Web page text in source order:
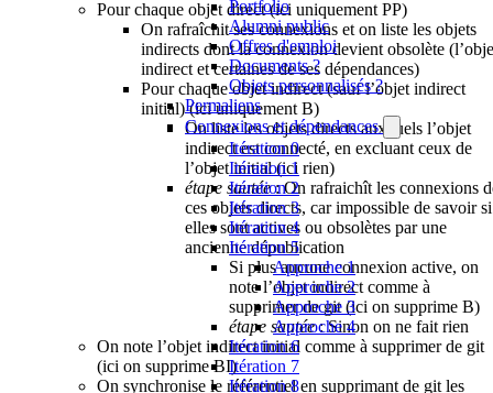
Portfolio
Alumni public
Offres d'emploi
Documents ?
Objets personnalisés ?
Permaliens
Connexions et dépendances
Itération 0
Itération 1
Itération 2
Itération 3
Itération 4
Itération 5
Approche 1
Approche 2
Approche 3
Approche 4
Itération 6
Itération 7
Itération 8
Pour chaque objet direct (ici uniquement PP)
On rafraîchit ses connexions et on liste les objets
indirects dont la connexion devient obsolète
indirect et certaines de ses dépendances)
Pour chaque objet indirect (sauf l’objet indirect
initial) (ici uniquement B)
On liste les objets directs auxquels l’objet
indirect est connecté, en excluant ceux de
l’objet initial (ici rien)
étape sautée: On rafraichît les connexions
ces objets directs, car impossible de savoir si
elles sont actives ou obsolètes par une
ancienne dépublication
Si plus aucune connexion active, on
note l’objet indirect comme à
supprimer de git (ici on supprime B)
étape sautée: Sinon on ne fait rien
On note l’objet indirect initial comme à supprimer de git
(ici on supprime BI)
On synchronise le référentiel en supprimant de git les